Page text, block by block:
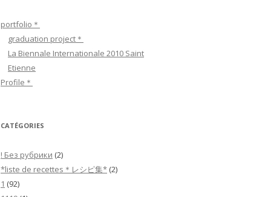
r
portfolio＊
graduation project＊
La Biennale Internationale 2010 Saint
Etienne
Profile＊
CATÉGORIES
! Без рубрики (2)
*liste de recettes＊レシピ集* (2)
1 (92)